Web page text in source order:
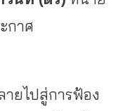
กาศ
ยไปสู่การฟ้อง